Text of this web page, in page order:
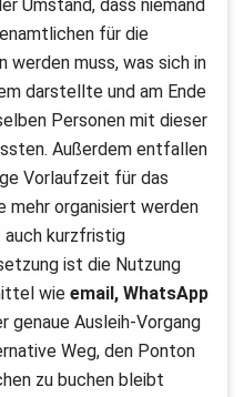
Umstand, dass niemand
für die
werden muss, was sich in
darstellte und am Ende
Personen mit dieser
Außerdem entfallen
Vorlaufzeit für das
mehr organisiert werden
auch kurzfristig
ist die Nutzung
wie email, WhatsApp
genaue Ausleih-Vorgang
Weg, den Ponton
zu buchen bleibt